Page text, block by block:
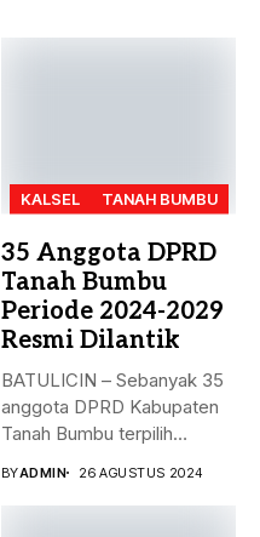
KALSEL TANAH BUMBU
35 Anggota DPRD
Tanah Bumbu
Periode 2024-2029
Resmi Dilantik
BATULICIN – Sebanyak 35
anggota DPRD Kabupaten
Tanah Bumbu terpilih
BYADMIN 26 AGUSTUS 2024